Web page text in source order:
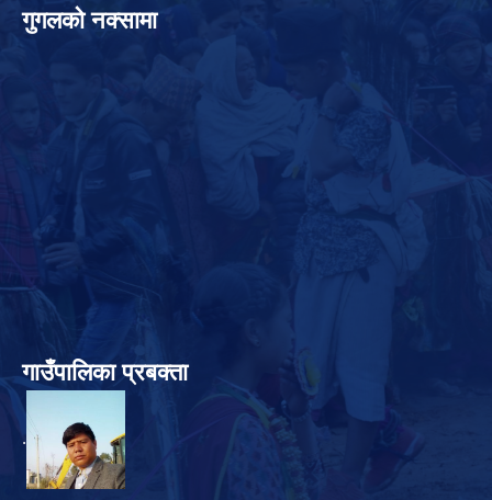
गुगलको नक्सामा
गाउँपालिका प्रबक्ता
.